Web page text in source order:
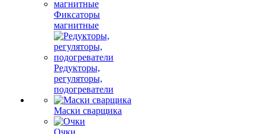
Фиксаторы
магнитные
Редукторы,
регуляторы,
подогреватели
Маски сварщика
Очки